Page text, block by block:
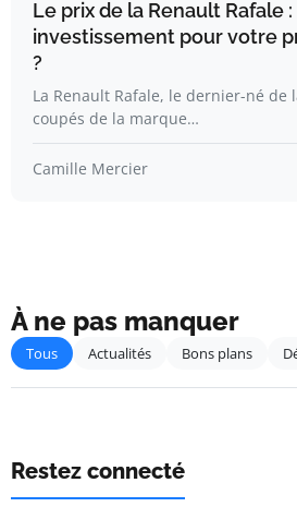
Le prix de la Renault Rafale
investissement pour votre
?
La Renault Rafale, le dernier-né de
coupés de la marque…
Camille Mercier
À ne pas manquer
Tous Actualités Bons plans
Restez connecté